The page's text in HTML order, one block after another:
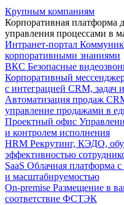
Крупным компаниям
Корпоративная платформа
управления процессами в
Интранет-портал
корпоративными знаниями
ВКС Безопасные
Корпоративный
с интеграцией CRM, задач
Автоматизация продаж
управление продажами в
Проектный офис
и контролем исполнения
HRM Рекрутинг, КЭДО,
эффективностью
SaaS Облачная платформа
и масштабируемостью
On-premise Размещение в
соответствие ФСТЭК